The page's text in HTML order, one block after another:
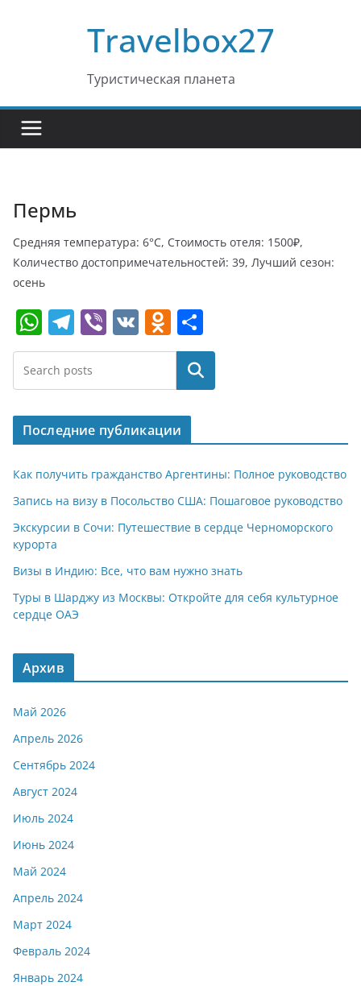
Travelbox27
Туристическая планета
Пермь
Средняя температура: 6°C, Стоимость отеля: 1500₽,
Количество достопримечательностей: 39, Лучший сезон:
осень
W
h
at
s
A
p
p
T
el
e
gr
a
m
Vi
b
V
K
O
d
o
kl
a
ss
ni
ki
т
п
р
в
и
т
ь
Поиск
Последние публикации
Как получить гражданство Аргентины: Полное руководство
Запись на визу в Посольство США: Пошаговое руководство
Экскурсии в Сочи: Путешествие в сердце Черноморского
курорта
Визы в Индию: Все, что вам нужно знать
Туры в Шарджу из Москвы: Откройте для себя культурное
сердце ОАЭ
Архив
Май 2026
Апрель 2026
Сентябрь 2024
Август 2024
Июль 2024
Июнь 2024
Май 2024
Апрель 2024
Март 2024
Февраль 2024
Январь 2024